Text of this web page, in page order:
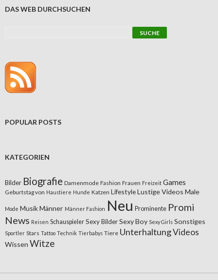
DAS WEB DURCHSUCHEN
POPULAR POSTS
KATEGORIEN
Bilder Biografie Damenmode Fashion Frauen Freizeit Games
Geburtstag von Haustiere Hunde Katzen LifestyleLustige Videos Male
Mode MusikMänner Männer Fashion Neu Prominente Promi
News Reisen Schauspieler Sexy BilderSexy Boy Sexy Girls Sonstiges
Sportler Stars Tattoo Technik Tierbabys Tiere UnterhaltungVideos
Wissen Witze